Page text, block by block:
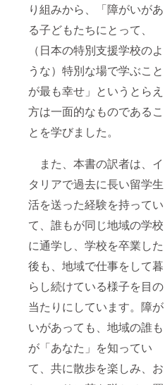
り組みから、「障がいがあ
る子どもたちにとって、
（日本の特別支援学校のよ
うな）特別な場で学ぶこと
が最も幸せ」というとらえ
方は一面的なものであるこ
とを学びました。
また、本書の訳者は、イ
タリアで過去に長い留学生
活を送った経験を持ってい
て、誰もが同じ地域の学校
に通学し、学校を卒業した
後も、地域で仕事をして暮
らし続けている様子を目の
当たりにしています。障が
いがあっても、地域の誰も
が「あなた」を知ってい
て、共に散歩を楽しみ、お